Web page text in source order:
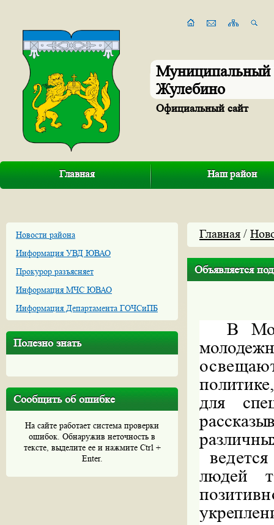
Муниципальный
Жулебино
Официальный сайт
Главная Наш район
Новости района
Информация УВД ЮВАО
Прокурор разъясняет
Информация МЧС ЮВАО
Информация Департамента ГОЧСиПБ
Полезно знать
Сообщить об ошибке
На сайте работает система проверки
ошибок. Обнаружив неточность в
тексте, выделите ее и нажмите Ctrl +
Enter.
Главная /
Объявляется
В
для
людей